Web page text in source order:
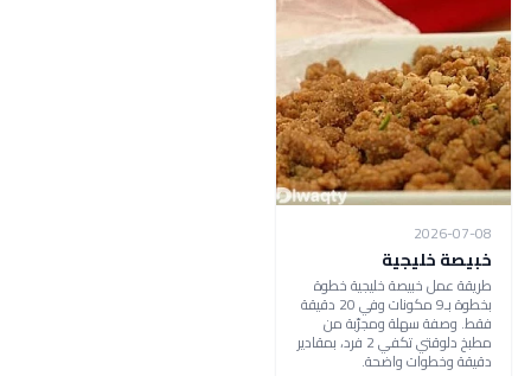
2026-07-08
خبيصة خليجية
طريقة عمل خبيصة خليجية خطوة
بخطوة بـ9 مكونات وفي 20 دقيقة
فقط. وصفة سهلة ومجرّبة من
مطبخ دلوقتي تكفي 2 فرد، بمقادير
دقيقة وخطوات واضحة.